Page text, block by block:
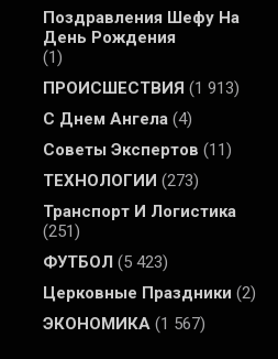
Поздравления Шефу На
День Рождения
(1)
ПРОИСШЕСТВИЯ (1 913)
С Днем Ангела (4)
Советы Экспертов (11)
ТЕХНОЛОГИИ (273)
Транспорт И Логистика
(251)
ФУТБОЛ (5 423)
Церковные Праздники (2)
ЭКОНОМИКА (1 567)